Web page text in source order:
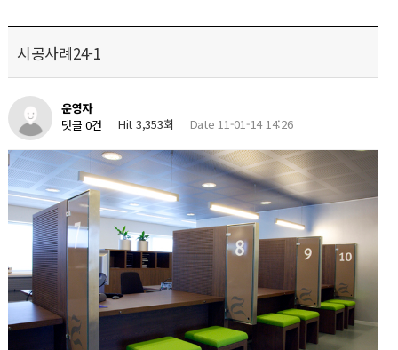
시공사례24-1
운영자
댓글 0건
Hit 3,353회 Date 11-01-14 14:26